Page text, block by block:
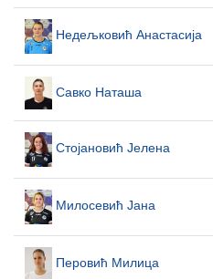
Недељковић Анастасија
Савко Наташа
Стојановић Јелена
Милосевић Јана
Перовић Милица